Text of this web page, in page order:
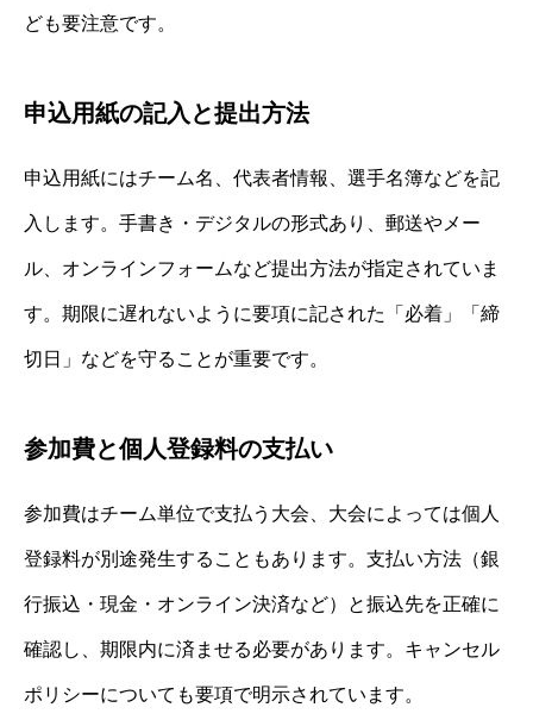
ども要注意です。
申込用紙の記入と提出方法
申込用紙にはチーム名、代表者情報、選手名簿などを記
入します。手書き・デジタルの形式あり、郵送やメー
ル、オンラインフォームなど提出方法が指定されていま
す。期限に遅れないように要項に記された「必着」「締
切日」などを守ることが重要です。
参加費と個人登録料の支払い
参加費はチーム単位で支払う大会、大会によっては個人
登録料が別途発生することもあります。支払い方法（銀
行振込・現金・オンライン決済など）と振込先を正確に
確認し、期限内に済ませる必要があります。キャンセル
ポリシーについても要項で明示されています。